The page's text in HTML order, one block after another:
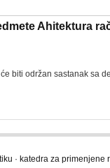
Ahitektura
biti održan sastanak sa
· katedra za primenjene